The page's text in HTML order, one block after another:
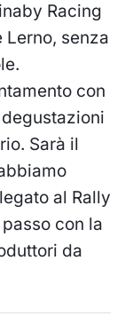
Racing
senza
con
degustazioni
Sarà il
al Rally
con la
da